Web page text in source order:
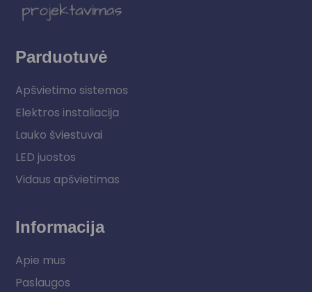
Parduotuvė
Apšvietimo sistemos
Elektros instaliacija
Lauko šviestuvai
LED juostos
Vidaus apšvietimas
Informacija
Apie mus
Paslaugos